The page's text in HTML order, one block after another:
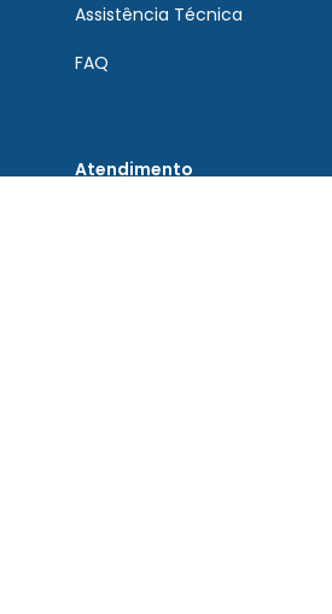
Assistência Técnica
FAQ
Atendimento